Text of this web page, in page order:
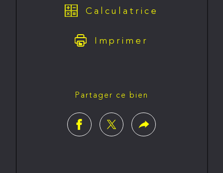
Calculatrice
Imprimer
Partager ce bien